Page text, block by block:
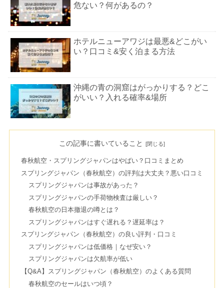
危ない？何があるの？
ホテルニューアワジは最悪&どこがい
い？口コミ&安く泊まる方法
沖縄の青の洞窟はがっかりする？どこ
がいい？入れる確率&場所
ンド・雑貨のプレゼントにも
斎場御嶽は行かない方がいい？呼ばれ
る不思議体験＆生理中はOK？
ホテルリブマックスはやばい？安い理
由は？経営危機で潰れるのか
新幹線の自由席は座れない？時間指定
なしで事前購入できる？
この記事に書いていること
春秋航空・スプリングジャパンはやばい？口コミまとめ
スプリングジャパン（春秋航空）の評判は大丈夫？悪い口コミ
スプリングジャパンは事故があった？
スプリングジャパンの手荷物検査は厳しい？
春秋航空の日本撤退の噂とは？
スプリングジャパンはすぐ遅れる？遅延率は？
スプリングジャパン（春秋航空）の良い評判・口コミ
スプリングジャパンは低価格｜なぜ安い？
スプリングジャパンは欠航率が低い
【Q&A】スプリングジャパン（春秋航空）のよくある質問
春秋航空のセールはいつ頃？